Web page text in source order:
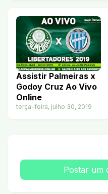
Assistir Palmeiras x
Godoy Cruz Ao Vivo
Online
terça-feira, julho 30, 2019
Postar um